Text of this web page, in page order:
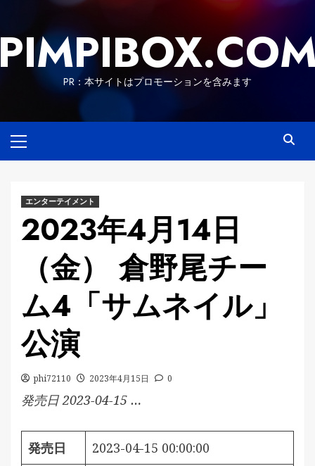
content
PR：本サイトはプロモーションを含みます
Menu
エンターテイメント
2023年4月14日
（金） 倉野尾チー
ム4「サムネイル」
公演
phi72110 2023年4月15日 0
発売日 2023-04-15 …
発売日
2023-04-15 00:00:00